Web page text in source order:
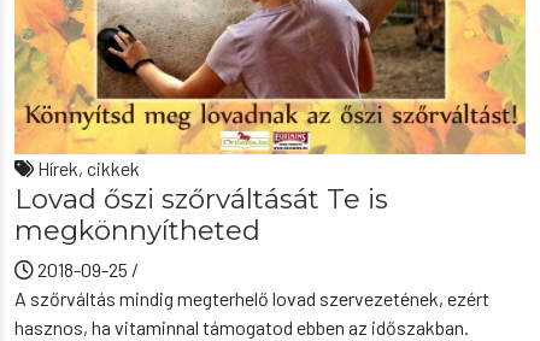
Hírek, cikkek
Lovad őszi szőrváltását Te is
megkönnyítheted
2018-09-25 /
A szőrváltás mindig megterhelő lovad szervezetének, ezért
hasznos, ha vitaminnal támogatod ebben az időszakban.